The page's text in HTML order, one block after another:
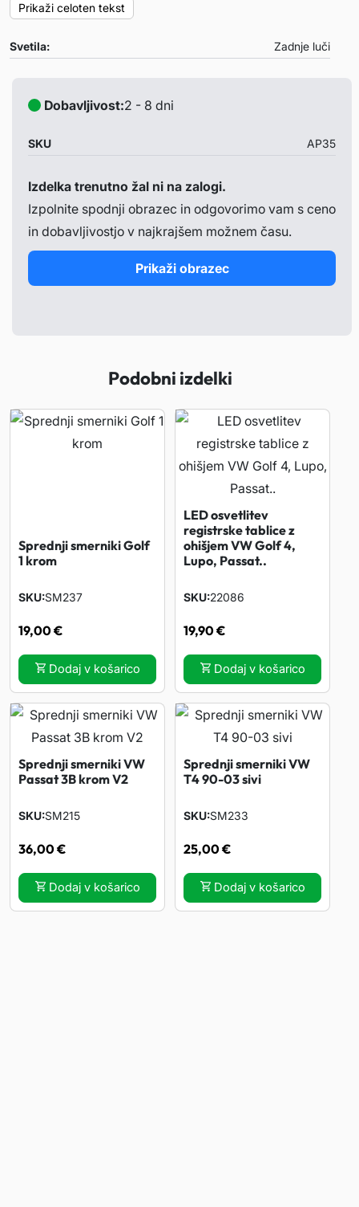
Primerni za:
Opombe:
Prikaži celoten tekst
Svetila: Zadnje luči
Dobavljivost:2 - 8 dni
SKU AP35
Izdelka trenutno žal ni na zalogi.
Izpolnite spodnji obrazec in odgovorimo vam s ceno
in dobavljivostjo v najkrajšem možnem času.
Prikaži obrazec
Podobni izdelki
Sprednji smerniki Golf
1 krom
SKU SM237
19,00€
Dodaj v košarico
LED osvetlitev
registrske tablice z
ohišjem VW Golf 4,
Lupo, Passat..
SKU 22086
19,90€
Dodaj v košarico
Sprednji smerniki VW
Passat 3B krom V2
SKU SM215
36,00€
Dodaj v košarico
Sprednji smerniki VW
T4 90-03 sivi
SKU SM233
25,00€
Dodaj v košarico